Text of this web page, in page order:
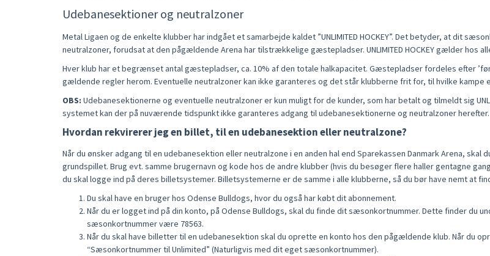
Udebanesektioner og neutralzoner
Metal Ligaen og de enkelte klubber har indgået et samarbejde kaldet ”UNLIMITED HOCKEY”. Det betyder, at dit
neutralzoner, forudsat at den pågældende Arena har tilstrækkelige gæstepladser. UNLIMITED HOCKEY gælder hos
Hver klub har et begrænset antal gæstepladser, ca. 10% af den totale halkapacitet. Gæstepladser fordeles efter
gældende regler herom. Eventuelle neutralzoner kan ikke garanteres og det står klubberne frit for, til hvilke kampe
OBS: Udebanesektionerne og eventuelle neutralzoner er kun muligt for de kunder, som har betalt og tilmeldt sig
systemet kan der på nuværende tidspunkt ikke garanteres adgang til udebanesektionerne og neutralzoner herefter.
Hvordan rekvirerer jeg en billet, til en udebanesektion eller neutralzone?
Når du ønsker adgang til en udebanesektion eller neutralzone i en anden hal end Sparekassen Danmark Arena,
grundspillet. Brug evt. samme brugernavn og kode hos de andre klubber (hvis du besøger flere haller gentagne
du skal logge ind på deres billetsystemer. Billetsystemerne er de samme i alle klubberne, så du bør have nemt at
Du skal have en bruger hos Odense Bulldogs, hvor du også har købt dit abonnement.
Når du er logget ind på din konto, på Odense Bulldogs, skal du finde dit sæsonkortnummer. Dette finder du
sæsonkortnummer være 78563.
Når du skal have billetter til en udebanesektion skal du oprette en konto hos den pågældende klub. Når du
“Sæsonkortnummer til Unlimited” (Naturligvis med dit eget sæsonkortnummer).